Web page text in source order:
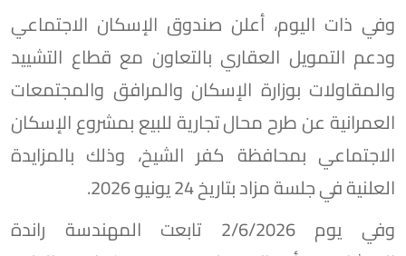
وفي ذات اليوم، أعلن صندوق الإسكان الاجتماعي
ودعم التمويل العقاري بالتعاون مع قطاع التشييد
والمقاولات بوزارة الإسكان والمرافق والمجتمعات
العمرانية عن طرح محال تجارية للبيع بمشروع الإسكان
الاجتماعي بمحافظة كفر الشيخ، وذلك بالمزايدة
العلنية في جلسة مزاد بتاريخ 24 يونيو 2026.
وفي يوم 2/6/2026 تابعت المهندسة راندة